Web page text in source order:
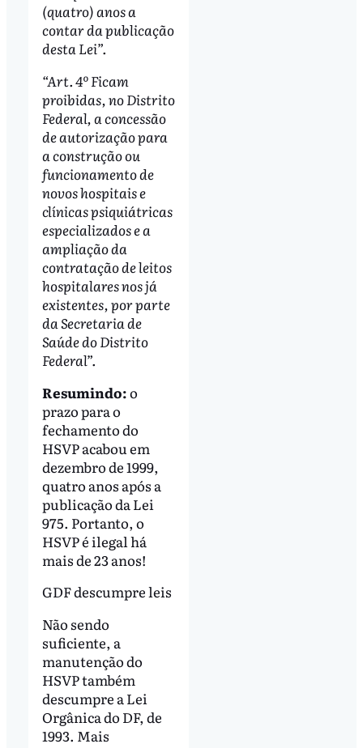
(quatro) anos a
contar da publicação
desta Lei”.
“Art. 4º Ficam
proibidas, no Distrito
Federal, a concessão
de autorização para
a construção ou
funcionamento de
novos hospitais e
clínicas psiquiátricas
especializados e a
ampliação da
contratação de leitos
hospitalares nos já
existentes, por parte
da Secretaria de
Saúde do Distrito
Federal”.
Resumindo:o
prazo para o
fechamento do
HSVP acabou em
dezembro de 1999,
quatro anos após a
publicação da Lei
975. Portanto, o
HSVP é ilegal há
mais de 23 anos!
GDF descumpre leis
Não sendo
suficiente, a
manutenção do
HSVP também
descumpre a Lei
Orgânica do DF, de
1993. Mais